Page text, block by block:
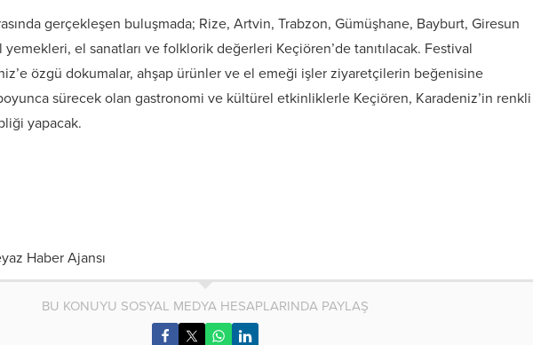
gerçekleşen buluşmada; Rize, Artvin, Trabzon, Gümüşhane, Bayburt, Giresun
el sanatları ve folklorik değerleri Keçiören’de tanıtılacak. Festival
özgü dokumalar, ahşap ürünler ve el emeği işler ziyaretçilerin beğenisine
sürecek olan gastronomi ve kültürel etkinliklerle Keçiören, Karadeniz’in renkli
yapacak.
Haber Ajansı
BU KONUYU SOSYAL MEDYA HESAPLARINDA PAYLAŞ